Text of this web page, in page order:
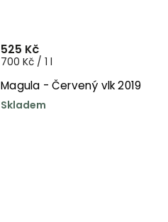
Magula - Červený vlk 2019
Skladem
525 Kč
700 Kč / 1 l